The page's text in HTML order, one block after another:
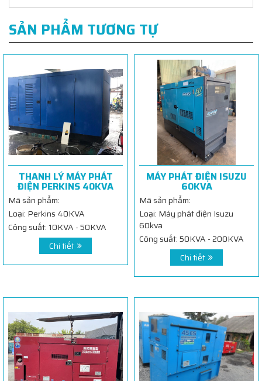
SẢN PHẨM TƯƠNG TỰ
THANH LÝ MÁY PHÁT
ĐIỆN PERKINS 40KVA
Mã sản phẩm:
Loại: Perkins 40KVA
Công suất: 10KVA - 50KVA
Chi tiết
MÁY PHÁT ĐIỆN ISUZU
60KVA
Mã sản phẩm:
Loại: Máy phát điện Isuzu
60kva
Công suất: 50KVA - 200KVA
Chi tiết